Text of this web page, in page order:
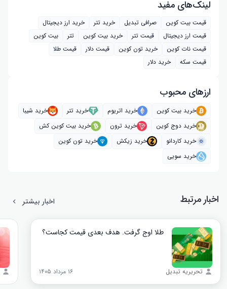
لینک‌های مفید
قیمت بیت کوین صرافی تبدیل خرید تتر
خرید ارز دیجیتال
قیمت ارز دیجیتال
قیمت تتر خرید بیت‌ کوین تتر
بیت کوین
قیمت نات کوین
خرید تون کوین قیمت دلار
قیمت طلا
قیمت سکه
خرید دلار
ارز‌های محبوب
خرید بیت کوین خرید اتریوم خرید تتر
خرید شیبا
خرید دوج کوین
خرید ترون
خرید بیت کوین کش
خرید کاردانو
خرید زیکش
خرید تون کوین
خرید سویی
اخبار مرتبط اخبار بیشتر
طلا اوج گرفت. هدف بعدی قیمت کجاست؟
تحریریه تبدیل ۱۶ مرداد ۱۴۰۵